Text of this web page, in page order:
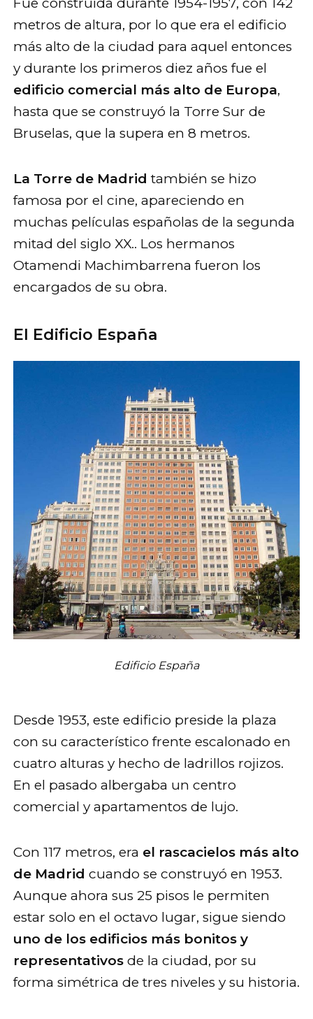
metros de altura, por lo que era el edificio
más alto de la ciudad para aquel entonces
y durante los primeros diez años fue el
edificio comercial más alto de Europa,
hasta que se construyó la Torre Sur de
Bruselas, que la supera en 8 metros.
La Torre de Madrid también se hizo
famosa por el cine, apareciendo en
muchas películas españolas de la segunda
mitad del siglo XX.. Los hermanos
Otamendi Machimbarrena fueron los
encargados de su obra.
El Edificio España
Edificio España
Desde 1953, este edificio preside la plaza
con su característico frente escalonado en
cuatro alturas y hecho de ladrillos rojizos.
En el pasado albergaba un centro
comercial y apartamentos de lujo.
Con 117 metros, era el rascacielos más alto
de Madrid cuando se construyó en 1953.
Aunque ahora sus 25 pisos le permiten
estar solo en el octavo lugar, sigue siendo
uno de los edificios más bonitos y
representativos de la ciudad, por su
forma simétrica de tres niveles y su historia.